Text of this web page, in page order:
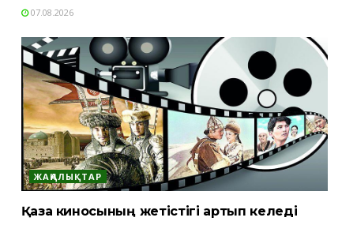
07.08.2026
ЖАҢАЛЫҚТАР
Қазақ киносының жетістігі артып келеді